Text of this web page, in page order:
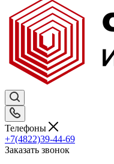
Телефоны
+7(4822)39-44-69
Заказать звонок